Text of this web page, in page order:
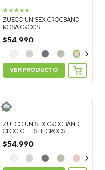
★★★★★
ZUECO UNISEX CROCBAND
ROSA CROCS
$54.990
VER PRODUCTO
ZUECO UNISEX CROCBAND
CLOG CELESTE CROCS
$54.990